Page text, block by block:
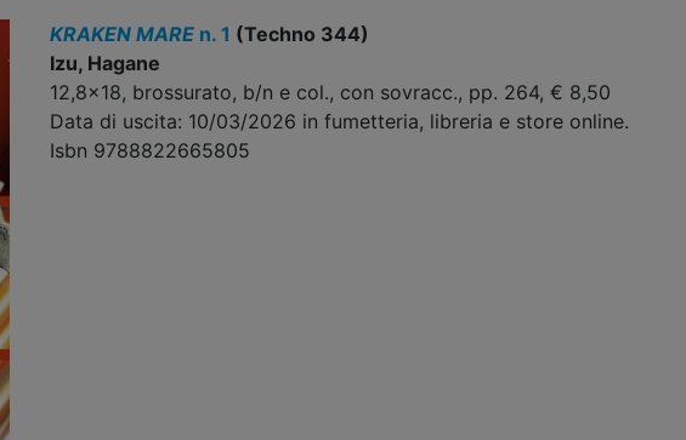
KRAKEN MARE n. 1 (Techno 344)
Izu, Hagane
12,8x18, brossurato, b/n e col., con sovracc., pp. 264, € 8,50
Data di uscita: 10/03/2026 in fumetteria, libreria e store online.
Isbn 9788822665805